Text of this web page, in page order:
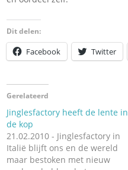
Dit delen:
Facebook Twitter
Gerelateerd
Jinglesfactory heeft de lente in
de kop
21.02.2010 - Jinglesfactory in
Italië blijft ons en de wereld
maar bestoken met nieuw